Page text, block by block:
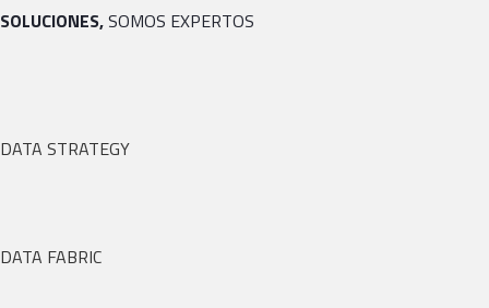
SOLUCIONES,SOMOS EXPERTOS
DATA STRATEGY
DATA FABRIC